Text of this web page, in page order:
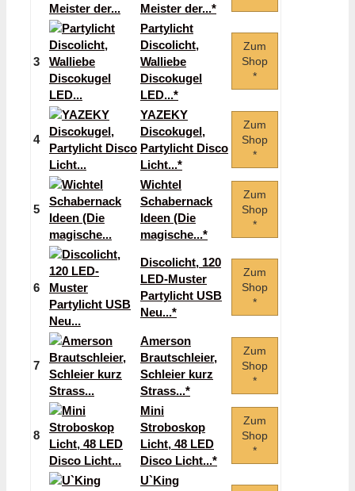
Meister der...*
3
Partylicht
Discolicht,
Walliebe
Discokugel
LED...*
Zum
Shop
*
4
YAZEKY
Discokugel,
Partylicht Disco
Licht...*
Zum
Shop
*
5
Wichtel
Schabernack
Ideen (Die
magische...*
Zum
Shop
*
6
Discolicht, 120
LED-Muster
Partylicht USB
Neu...*
Zum
Shop
*
7
Amerson
Brautschleier,
Schleier kurz
Strass...*
Zum
Shop
*
8
Mini
Stroboskop
Licht, 48 LED
Disco Licht...*
Zum
Shop
*
U`King